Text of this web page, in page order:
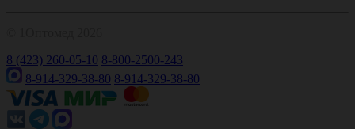
8 (423) 260-05-10 8-800-2500-243
8-914-329-38-80 8-914-329-38-80